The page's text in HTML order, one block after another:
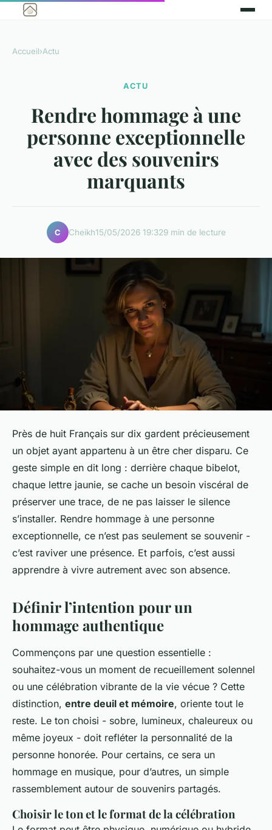
Accueil›Actu
ACTU
Rendre hommage à une
personne exceptionnelle
avec des souvenirs
marquants
C Cheikh15/05/2026 19:329 min de lecture
Près de huit Français sur dix gardent précieusement
un objet ayant appartenu à un être cher disparu. Ce
geste simple en dit long : derrière chaque bibelot,
chaque lettre jaunie, se cache un besoin viscéral de
préserver une trace, de ne pas laisser le silence
s’installer. Rendre hommage à une personne
exceptionnelle, ce n’est pas seulement se souvenir -
c’est raviver une présence. Et parfois, c’est aussi
apprendre à vivre autrement avec son absence.
Définir l’intention pour un
hommage authentique
Commençons par une question essentielle :
souhaitez-vous un moment de recueillement solennel
ou une célébration vibrante de la vie vécue ? Cette
distinction, entre deuil et mémoire, oriente tout le
reste. Le ton choisi - sobre, lumineux, chaleureux ou
même joyeux - doit refléter la personnalité de la
personne honorée. Pour certains, ce sera un
hommage en musique, pour d’autres, un simple
rassemblement autour de souvenirs partagés.
Choisir le ton et le format de la célébration